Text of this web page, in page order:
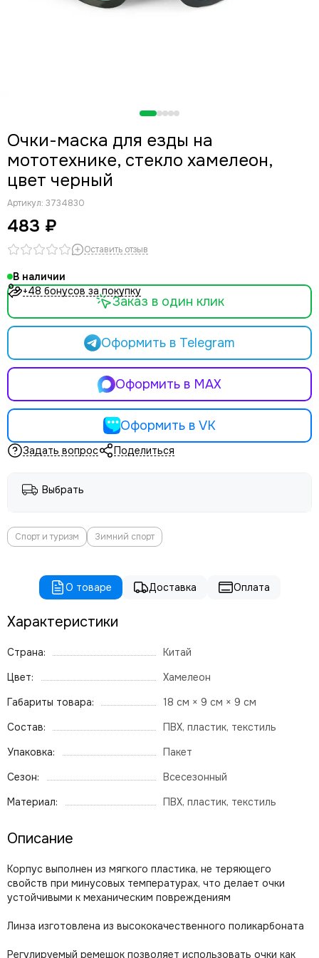
Очки-маска для езды на
мототехнике, стекло хамелеон,
цвет черный
Артикул: 3734830
483 ₽
Оставить отзыв
В наличии
+48 бонусов за покупку
Оформить в Telegram
Оформить в MAX
Оформить в VK
Заказ в один клик
Задать вопрос Поделиться
Выбрать
Спорт и туризм Зимний спорт
О товаре Доставка Оплата
Характеристики
Страна:
Китай
Цвет:
Хамелеон
Габариты товара:
18 см × 9 см × 9 см
Состав:
ПВХ, пластик, текстиль
Упаковка:
Пакет
Сезон:
Всесезонный
Материал:
ПВХ, пластик, текстиль
Описание
Корпус выполнен из мягкого пластика, не теряющего
свойств при минусовых температурах, что делает очки
устойчивыми к механическим повреждениям
Линза изготовлена из высококачественного поликарбоната
Регулируемый ремешок позволяет использовать очки как